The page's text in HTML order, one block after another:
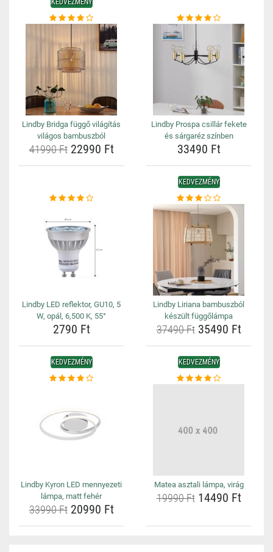
KEDVEZMÉNY
Lindby Bridga függő világítás
világos bambuszból
41990 Ft22990 Ft
Lindby Prospa csillár fekete
és sárgaréz színben
33490 Ft
Lindby LED reflektor, GU10, 5
W, opál, 6,500 K, 55°
2790 Ft
KEDVEZMÉNY
Lindby Liriana bambuszból
készült függőlámpa
37490 Ft35490 Ft
KEDVEZMÉNY
Lindby Kyron LED mennyezeti
lámpa, matt fehér
33990 Ft20990 Ft
KEDVEZMÉNY
Matea asztali lámpa, virág
19990 Ft14490 Ft